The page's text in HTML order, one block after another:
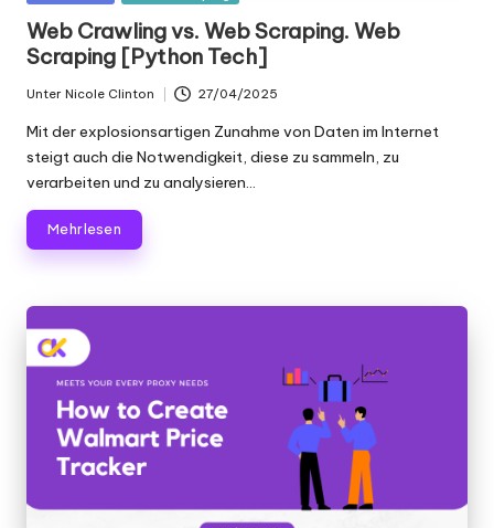
f
ü
r
je
d
e
n
B
e
d
Scraping
und
mehr.
Web Crawling vs. Web Scraping. Web
Scraping [Python Tech]
von
Unter Nicole Clinton 27/04/2025
Mit der explosionsartigen Zunahme von Daten im Internet
steigt auch die Notwendigkeit, diese zu sammeln, zu
verarbeiten und zu analysieren...
Mehr lesen